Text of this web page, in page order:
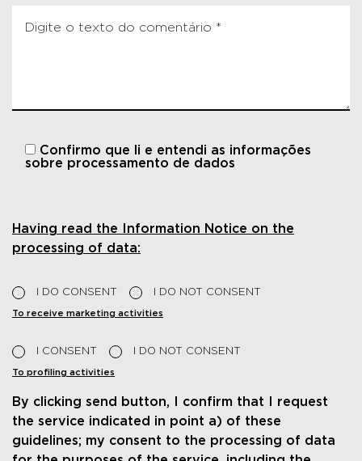
Confirmo que li e entendi as informações
sobre processamento de dados
Having read the Information Notice on the
processing of data:
I DO CONSENT I DO NOT CONSENT
To receive marketing activities
I CONSENT I DO NOT CONSENT
To profiling activities
By clicking send button, I confirm that I request
the service indicated in point a) of these
guidelines; my consent to the processing of data